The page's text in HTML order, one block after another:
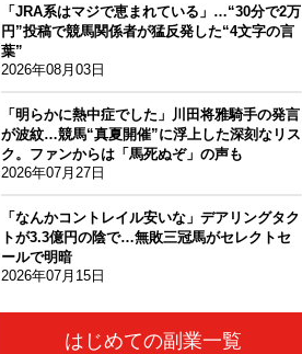
「JRA系はマジで恵まれている」…“30分で2万
円”投稿で競馬関係者が猛反発した“4文字の言
葉”
2026年08月03日
「明らかに熱中症でした」川田将雅騎手の発言
が波紋…競馬“真夏開催”に浮上した深刻なリス
ク。ファンからは「馬死ぬぞ」の声も
2026年07月27日
「なんかコントレイル安いな」デアリングタク
トが3.3億円の陰で…無敗三冠馬がセレクトセ
ールで明暗
2026年07月15日
はじめての副業一覧